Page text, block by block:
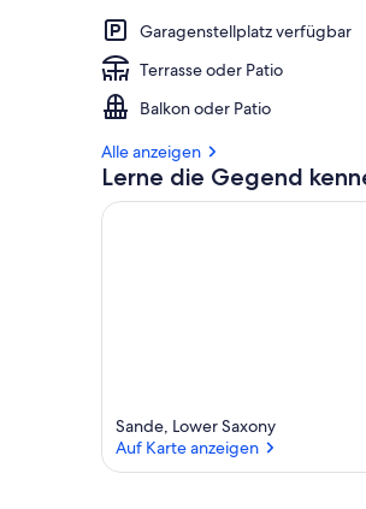
Garagenstellplatz verfügbar
Terrasse oder Patio
Balkon oder Patio
Alle anzeigen
Lerne die Gegend
Sande, Lower Saxony
Auf Karte anzeigen